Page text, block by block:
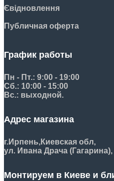
Євідновлення
Публичная оферта
График работы
Пн - Пт.: 9:00 - 19:00
Сб.: 10:00 - 15:00
Вс.: выходной.
Адрес магазина
г.Ирпень,Киевская обл,
ул. Ивана Драча
Монтируем в Киеве и